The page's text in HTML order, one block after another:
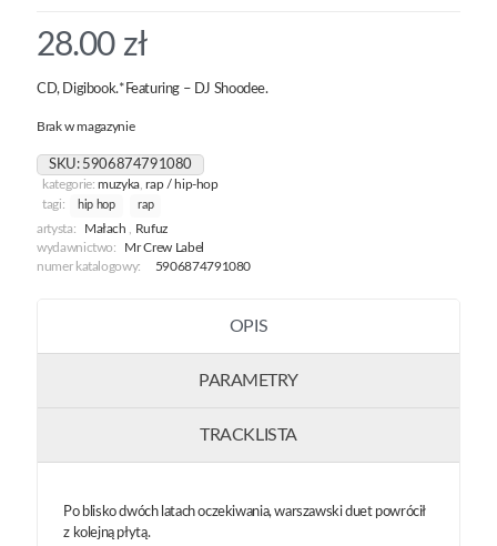
28.00 zł
CD, Digibook.*Featuring – DJ Shoodee.
Brak w magazynie
SKU: 5906874791080
kategorie:muzyka,rap / hip-hop
tagi:
hip hop rap
artysta: Małach , Rufuz
wydawnictwo:
Mr Crew Label
numer katalogowy:
5906874791080
OPIS
PARAMETRY
TRACKLISTA
Po blisko dwóch latach oczekiwania, warszawski duet powrócił
z kolejną płytą.